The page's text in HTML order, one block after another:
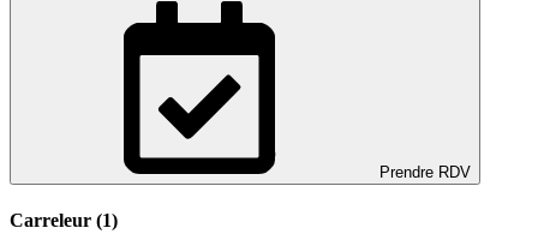
Prendre RDV
Carreleur (1)